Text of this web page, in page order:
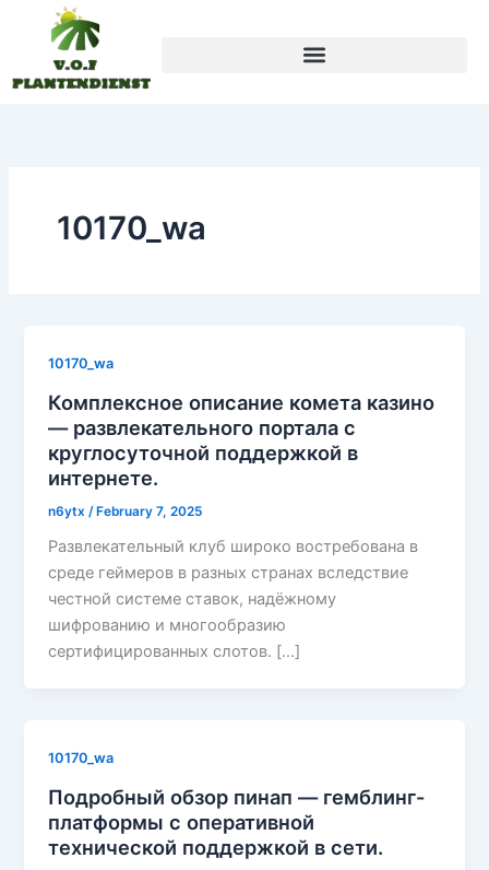
content
10170_wa
10170_wa
Комплексное описание комета казино
— развлекательного портала с
круглосуточной поддержкой в
интернете.
n6ytx /February 7, 2025
Развлекательный клуб широко востребована в
среде геймеров в разных странах вследствие
честной системе ставок, надёжному
шифрованию и многообразию
сертифицированных слотов. […]
10170_wa
Подробный обзор пинап — гемблинг-
платформы с оперативной
технической поддержкой в сети.